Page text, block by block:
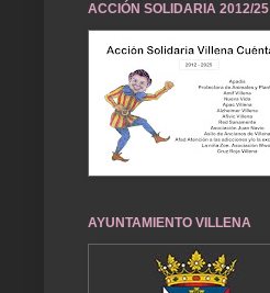
ACCIÓN SOLIDARIA 2012/25
AYUNTAMIENTO VILLENA